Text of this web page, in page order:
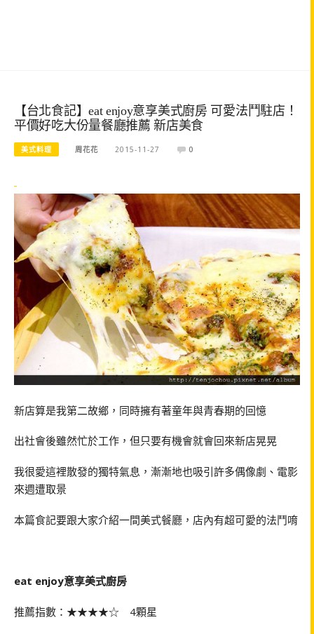
【台北食記】eat enjoy意享美式廚房 可愛法鬥駐店！
平價好吃大份量餐廳推薦 新店美食
美式料理 周花花 2015-11-27 0
新店算是我第二故鄉，同時擁有著童年與青春期的回憶
出社會後雖然忙於工作，但只要有機會就會回來新店晃晃
我很愛這裡散發的獨特氣息，漸漸地也吸引許多偶像劇、電影
來週遭取景
本篇食記要跟大家介紹一間美式餐廳，店內有超可愛的法鬥唷
eat enjoy意享美式廚房
推薦指數：★★★★☆ 4顆星